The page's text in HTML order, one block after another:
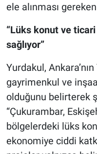
ele alınması
“Lüks konut ve
sağlıyor”
Yurdakul,
gayrimenkul ve
olduğunu belirterek
“Çukurambar,
bölgelerdeki lüks
ekonomiye ciddi